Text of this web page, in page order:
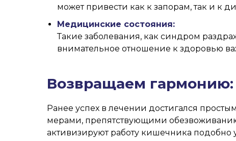
может привести как к запорам, так и к
Медицинские состояния:
Такие заболевания, как синдром
внимательное отношение к здоровью
Возвращаем
Ранее успех в лечении достигался
мерами, препятствующими
активизируют работу кишечника подобно